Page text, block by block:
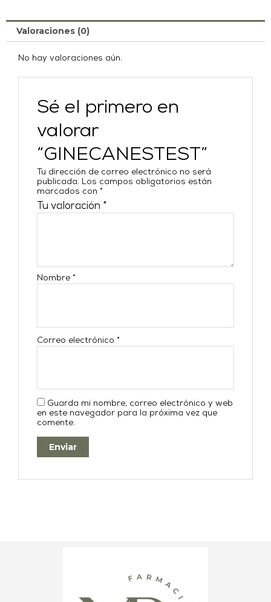
Valoraciones (0)
No hay valoraciones aún.
Sé el primero en
valorar
“GINECANESTEST”
Tu dirección de correo electrónico no será
publicada. Los campos obligatorios están
marcados con*
Tu valoración *
Nombre*
Correo electrónico*
Guarda mi nombre, correo electrónico y web
en este navegador para la próxima vez que
comente.